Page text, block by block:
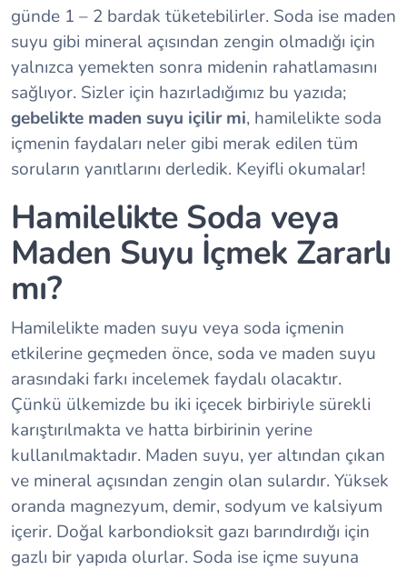
günde 1 – 2 bardak tüketebilirler. Soda ise maden
suyu gibi mineral açısından zengin olmadığı için
yalnızca yemekten sonra midenin rahatlamasını
sağlıyor. Sizler için hazırladığımız bu yazıda;
gebelikte maden suyu içilir mi, hamilelikte soda
içmenin faydaları neler gibi merak edilen tüm
soruların yanıtlarını derledik. Keyifli okumalar!
Hamilelikte Soda veya
Maden Suyu İçmek Zararlı
mı?
Hamilelikte maden suyu veya soda içmenin
etkilerine geçmeden önce, soda ve maden suyu
arasındaki farkı incelemek faydalı olacaktır.
Çünkü ülkemizde bu iki içecek birbiriyle sürekli
karıştırılmakta ve hatta birbirinin yerine
kullanılmaktadır. Maden suyu, yer altından çıkan
ve mineral açısından zengin olan sulardır. Yüksek
oranda magnezyum, demir, sodyum ve kalsiyum
içerir. Doğal karbondioksit gazı barındırdığı için
gazlı bir yapıda olurlar. Soda ise içme suyuna